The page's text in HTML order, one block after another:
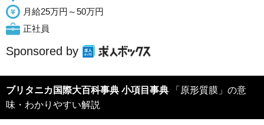
月給25万円～50万円
正社員
Sponsored by
ブリタニカ国際大百科事典 小項目事典 「原形質膜」の意
味・わかりやすい解説